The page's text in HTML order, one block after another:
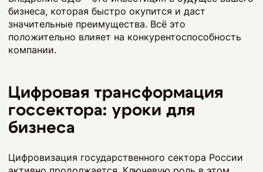
бизнеса, которая быстро окупится и даст
значительные преимущества. Всё это
положительно влияет на конкурентоспособность
компании.
Цифровая трансформация
госсектора: уроки для
бизнеса
Цифровизация государственного сектора России